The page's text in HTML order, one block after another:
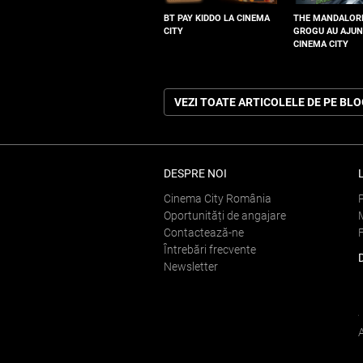
BT PAY KIDDO LA CINEMA
CITY
THE
GROGU AU
CINEMA CITY
VEZI TOATE ARTICOLELE DE PE
DESPRE NOI
Cinema City România
Oportunități de angajare
Contactează-ne
Întrebări frecvente
Newsletter